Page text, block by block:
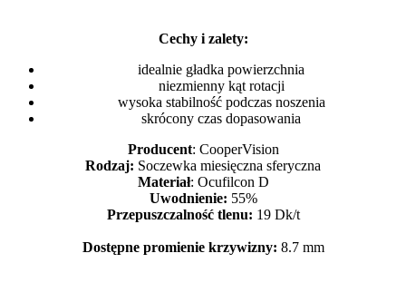
Cechy i zalety:
idealnie gładka powierzchnia
niezmienny kąt rotacji
wysoka stabilność podczas noszenia
skrócony czas dopasowania
Producent: CooperVision
Rodzaj: Soczewka miesięczna sferyczna
Materiał: Ocufilcon D
Uwodnienie: 55%
Przepuszczalność tlenu: 19 Dk/t
Dostępne promienie krzywizny: 8.7 mm